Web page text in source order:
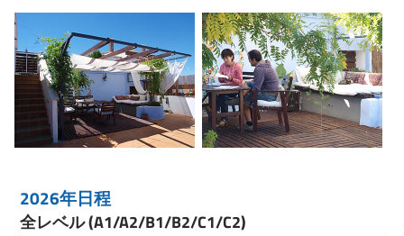
2026年日程
全レベル (A1/A2/B1/B2/C1/C2)